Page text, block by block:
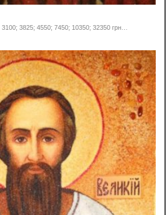
3100; 3825; 4550; 7450; 10350; 32350 грн…